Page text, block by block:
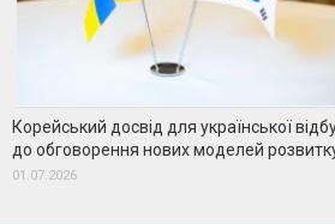
Корейський досвід для української
до обговорення нових моделей
01.07.2026